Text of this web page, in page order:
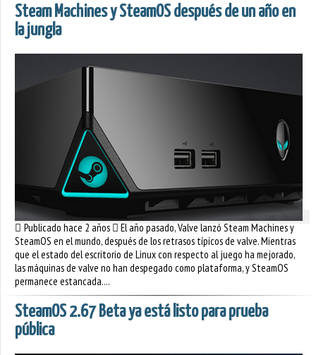
Steam Machines y SteamOS después de un año en
la jungla
Publicado hace 2 años
El año pasado, Valve lanzó Steam Machines y
SteamOS en el mundo, después de los retrasos típicos de valve. Mientras
que el estado del escritorio de Linux con respecto al juego ha mejorado,
las máquinas de valve no han despegado como plataforma, y SteamOS
permanece estancada....
SteamOS 2.67 Beta ya está listo para prueba
pública